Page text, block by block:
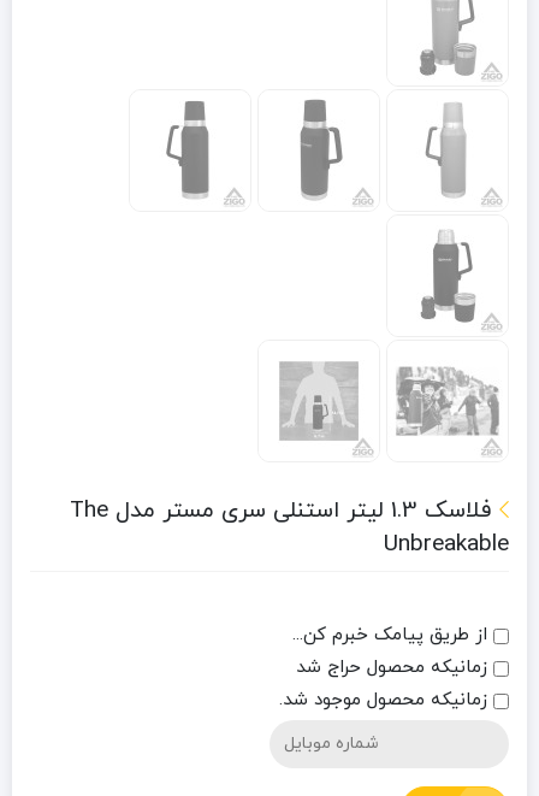
فلاسک 1.3 لیتر استنلی سری مستر مدل The
Unbreakable
از طریق پیامک خبرم کن...
زمانیکه محصول حراج شد
زمانیکه محصول موجود شد.